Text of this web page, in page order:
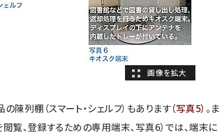
陳列棚（スマート・シェルフ）もあります（写真5） 。ま
覧、登録するための専用端末、写真6）では、端末に